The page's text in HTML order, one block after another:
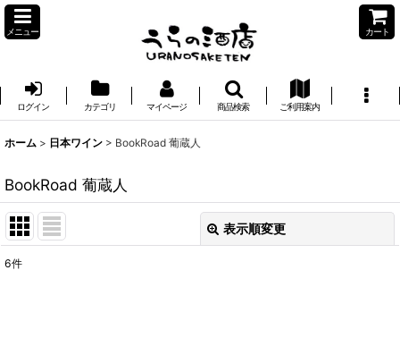
メニュー カート
ログイン カテゴリ マイページ 商品検索 ご利用案内
ホーム > 日本ワイン > BookRoad 葡蔵人
BookRoad 葡蔵人
表示順変更
6件